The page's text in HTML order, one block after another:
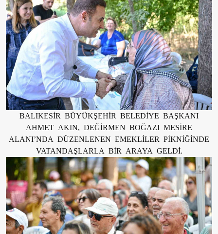
BALIKESİR BÜYÜKŞEHİR BELEDİYE BAŞKANI
AHMET AKIN, DEĞİRMEN BOĞAZI MESİRE
ALANI’NDA DÜZENLENEN EMEKLİLER PİKNİĞİNDE
VATANDAŞLARLA BİR ARAYA GELDİ.